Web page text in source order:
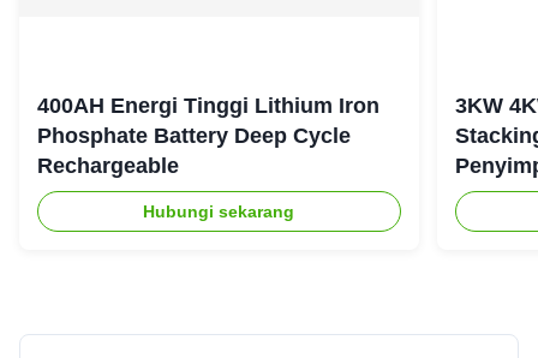
400AH Energi Tinggi Lithium Iron
Phosphate Battery Deep Cycle
Rechargeable
Hubungi sekarang
3KW
Tangga